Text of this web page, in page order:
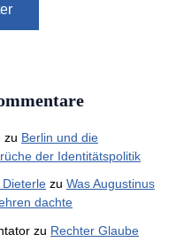
zu Berlin und die
der Identitätspolitik
Dieterle zu Was Augustinus
dachte
zu Rechter Glaube